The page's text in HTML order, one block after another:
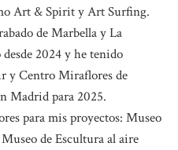
Art & Spirit y Art Surfing.
de Marbella y La
2024 y he tenido
y Centro Miraflores de
Madrid para 2025.
para mis proyectos: Museo
de Escultura al aire